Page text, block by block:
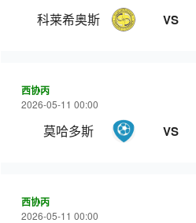
科莱希奥斯 VS
西协丙
2026-05-11 00:00
莫哈多斯 VS
西协丙
2026-05-11 00:00